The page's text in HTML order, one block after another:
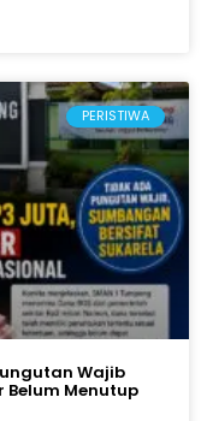
PERISTIWA
Wajib
Belum Menutup